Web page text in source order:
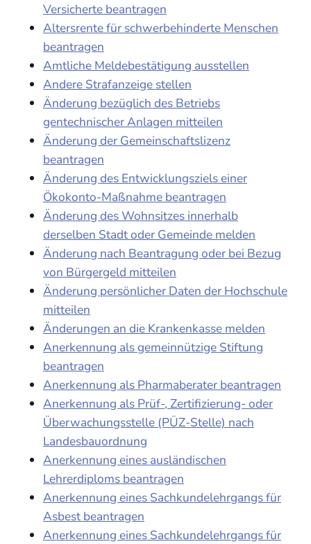
Versicherte beantragen
Altersrente für schwerbehinderte Menschen
beantragen
Amtliche Meldebestätigung ausstellen
Andere Strafanzeige stellen
Änderung bezüglich des Betriebs
gentechnischer Anlagen mitteilen
Änderung der Gemeinschaftslizenz
beantragen
Änderung des Entwicklungsziels einer
Ökokonto-Maßnahme beantragen
Änderung des Wohnsitzes innerhalb
derselben Stadt oder Gemeinde melden
Änderung nach Beantragung oder bei Bezug
von Bürgergeld mitteilen
Änderung persönlicher Daten der Hochschule
mitteilen
Änderungen an die Krankenkasse melden
Anerkennung als gemeinnützige Stiftung
beantragen
Anerkennung als Pharmaberater beantragen
Anerkennung als Prüf-, Zertifizierung- oder
Überwachungsstelle (PÜZ-Stelle) nach
Landesbauordnung
Anerkennung eines ausländischen
Lehrerdiploms beantragen
Anerkennung eines Sachkundelehrgangs für
Asbest beantragen
Anerkennung eines Sachkundelehrgangs für